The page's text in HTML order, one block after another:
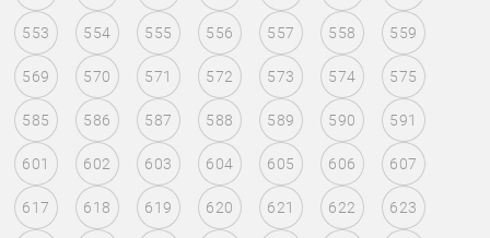
553 554 555 556 557 558 559
569 570 571 572 573 574 575
585 586 587 588 589 590 591
601 602 603 604 605 606 607
617 618 619 620 621 622 623